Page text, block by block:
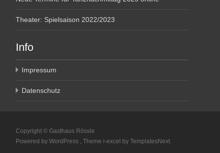
Theater: Spielsaison 2022/2023
Info
Impressum
Datenschutz
Copyright © Gasthaus Rössle
Powered by WordPress , Theme i-excel by TemplatesNext.